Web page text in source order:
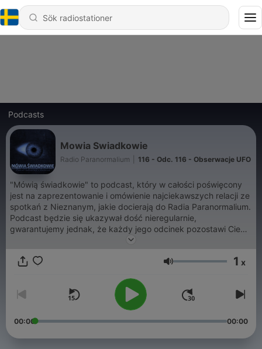
Podcasts
Mowia Swiadkowie
Radio Paranormalium 116 - Odc. 116 - Obserwacje UFO
"Mówią świadkowie" to podcast, który w całości poświęcony
jest na zaprezentowanie i omówienie najciekawszych relacji ze
spotkań z Nieznanym, jakie docierają do Radia Paranormalium.
Podcast będzie się ukazywał dość nieregularnie,
gwarantujemy jednak, że każdy jego odcinek pozostawi Ciebie
Drogi Słuchaczu i Ciebie Droga Słuchaczko z mnóstwem pytań
Volym 1 x
00:00 00:00